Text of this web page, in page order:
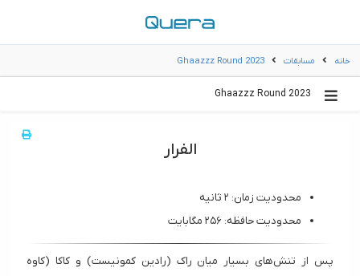
خانه مسابقات Ghaazzz Round 2023
Ghaazzz Round 2023
الفرار
محدودیت زمان: ۲ ثانیه
محدودیت حافظه: ۲۵۶ مگابایت
پس از تنش‌های بسیار میان راک (رادین کمونیست)‌ و کاکا (کاوه